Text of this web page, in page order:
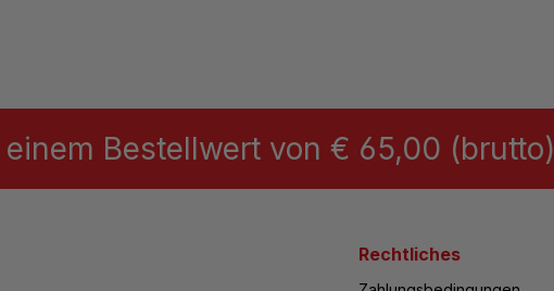
einem Bestellwert von € 65,00 (brutto)
Rechtliches